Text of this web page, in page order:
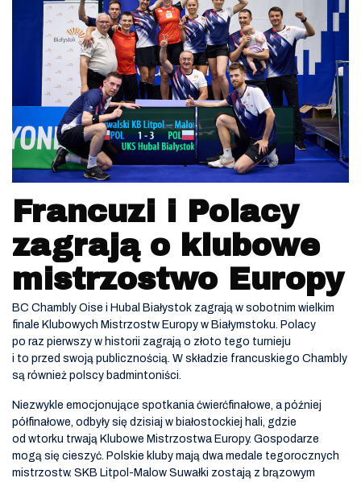
Francuzi i Polacy
zagrają o klubowe
mistrzostwo Europy
BC Chambly Oise i Hubal Białystok zagrają w sobotnim wielkim
finale Klubowych Mistrzostw Europy w Białymstoku. Polacy
po raz pierwszy w historii zagrają o złoto tego turnieju
i to przed swoją publicznością. W składzie francuskiego Chambly
są również polscy badmintoniści.
Niezwykle emocjonujące spotkania ćwierćfinałowe, a później
półfinałowe, odbyły się dzisiaj w białostockiej hali, gdzie
od wtorku trwają Klubowe Mistrzostwa Europy. Gospodarze
mogą się cieszyć. Polskie kluby mają dwa medale tegorocznych
mistrzostw. SKB Litpol-Malow Suwałki zostają z brązowym